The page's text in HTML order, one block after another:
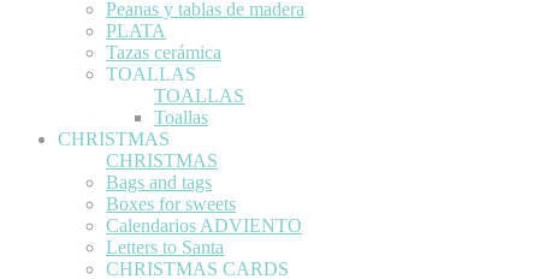
Peanas y tablas de madera
PLATA
Tazas cerámica
TOALLAS
TOALLAS
Toallas
CHRISTMAS
CHRISTMAS
Bags and tags
Boxes for sweets
Calendarios ADVIENTO
Letters to Santa
CHRISTMAS CARDS